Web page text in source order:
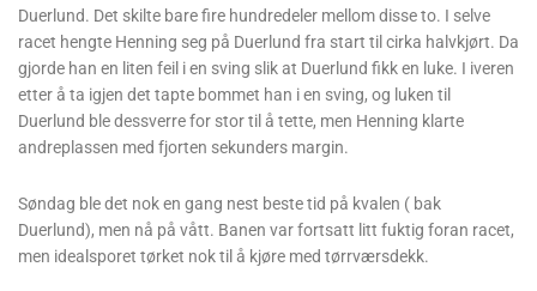
Duerlund. Det skilte bare fire hundredeler mellom disse to. I selve
racet hengte Henning seg på Duerlund fra start til cirka halvkjørt. Da
gjorde han en liten feil i en sving slik at Duerlund fikk en luke. I iveren
etter å ta igjen det tapte bommet han i en sving, og luken til
Duerlund ble dessverre for stor til å tette, men Henning klarte
andreplassen med fjorten sekunders margin.
Søndag ble det nok en gang nest beste tid på kvalen ( bak
Duerlund), men nå på vått. Banen var fortsatt litt fuktig foran racet,
men idealsporet tørket nok til å kjøre med tørrværsdekk.